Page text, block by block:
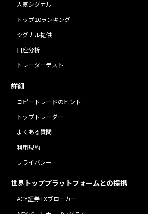
人気シグナル
トップ20ランキング
シグナル提供
口座分析
トレーダーテスト
詳細
コピートレードのヒント
トップトレーダー
よくある質問
利用規約
プライバシー
世界トッププラットフォームとの提携
ACY証券 FXブローカー